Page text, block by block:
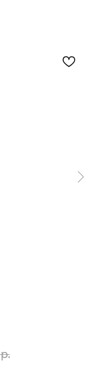
р.